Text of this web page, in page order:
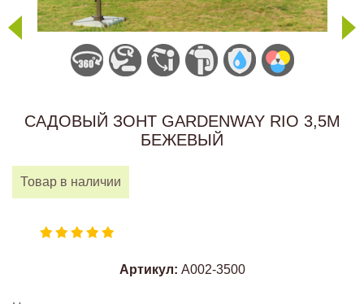
САДОВЫЙ ЗОНТ GARDENWAY RIO 3,5М
БЕЖЕВЫЙ
Товар в наличии
Артикул: А002-3500